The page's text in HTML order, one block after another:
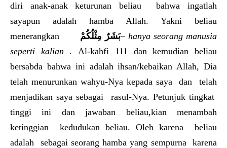
diri anak-anak keturunan beliau bahwa ingatlah
sayapun adalah hamba Allah. Yakni beliau
menerangkan
بَشَرٌ مِثْلُكُمْ–hanya seorang manusia
seperti kalian .Al-kahfi 111 dan kemudian beliau
bersabda bahwa ini adalah ihsan/kebaikan Allah, Dia
telah menurunkan wahyu-Nya kepada saya dan telah
menjadikan saya sebagai rasul-Nya. Petunjuk tingkat
tinggi ini dan jawaban beliau,kian menambah
ketinggian kedudukan beliau. Oleh karena beliau
adalah sebagai seorang hamba yang sempurna karena